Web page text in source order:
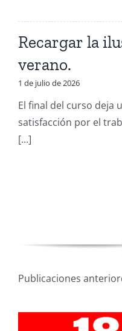
Recargar la
verano.
1 de julio de 2026
El final del curso deja
satisfacción por el
[...]
Publicaciones